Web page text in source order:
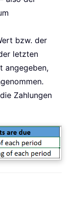
bzw. der
letzten
angegeben,
Zahlungen